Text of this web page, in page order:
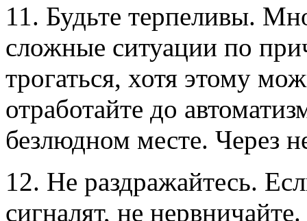
11. Будьте терпеливы.
сложные ситуации по
трогаться, хотя этому
отработайте до
безлюдном месте. Через
12. Не раздражайтесь.
сигналят, не